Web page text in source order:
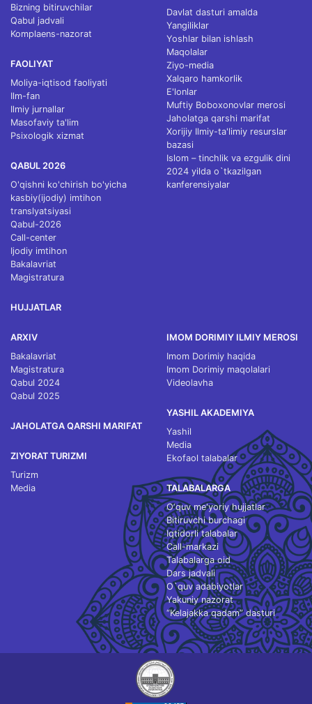
Bizning bitiruvchilar
Qabul jadvali
Komplaens-nazorat
FAOLIYAT
Moliya-iqtisod faoliyati
Ilm-fan
Ilmiy jurnallar
Masofaviy ta'lim
Psixologik xizmat
QABUL 2026
O'qishni ko'chirish bo'yicha
kasbiy(ijodiy) imtihon
translyatsiyasi
Qabul-2026
Call-center
Ijodiy imtihon
Bakalavriat
Magistratura
HUJJATLAR
Davlat dasturi amalda
Yangiliklar
Yoshlar bilan ishlash
Maqolalar
Ziyo-media
Xalqaro hamkorlik
E'lonlar
Muftiy Boboxonovlar merosi
Jaholatga qarshi marifat
Xorijiy Ilmiy-ta'limiy resurslar
bazasi
Islom – tinchlik va ezgulik dini
2024 yilda o`tkazilgan
kanferensiyalar
ARXIV
Bakalavriat
Magistratura
Qabul 2024
Qabul 2025
JAHOLATGA QARSHI MARIFAT
ZIYORAT TURIZMI
Turizm
Media
IMOM DORIMIY ILMIY MEROSI
Imom Dorimiy haqida
Imom Dorimiy maqolalari
Videolavha
YASHIL AKADEMIYA
Yashil
Media
Ekofaol talabalar
TALABALARGA
O‘quv me'yoriy hujjatlar
Bitiruvchi burchagi
Iqtidorli talabalar
Call-markazi
Talabalarga oid
Dars jadvali
O`quv adabiyotlar
Yakuniy nazorat
“Kelajakka qadam” dasturi